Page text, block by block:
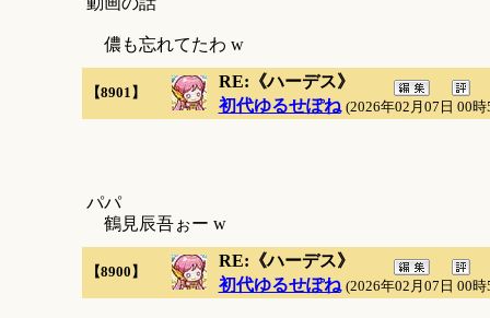
儂も忘れてたわ w
【8901】
RE:《ハーデス》
初代ゆるせぽね (2026年02月07日 00時
パパ
鶴見辰吾ぉー w
【8900】
RE:《ハーデス》
初代ゆるせぽね (2026年02月07日 00時